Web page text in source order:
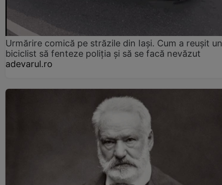
Urmărire comică pe străzile din Iași. Cum a reușit un
biciclist să fenteze poliția și să se facă nevăzut
adevarul.ro